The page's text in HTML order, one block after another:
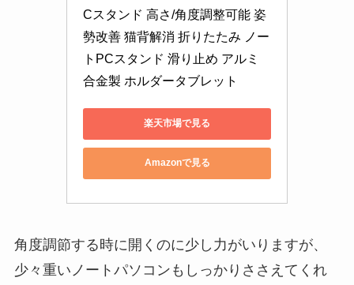
Cスタンド 高さ/角度調整可能 姿
勢改善 猫背解消 折りたたみ ノー
トPCスタンド 滑り止め アルミ
合金製 ホルダータブレット
楽天市場で見る
Amazonで見る
角度調節する時に開くのに少し力がいりますが、
少々重いノートパソコンもしっかりささえてくれ